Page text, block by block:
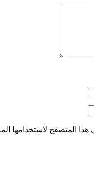
المتصفح لاستخدامها